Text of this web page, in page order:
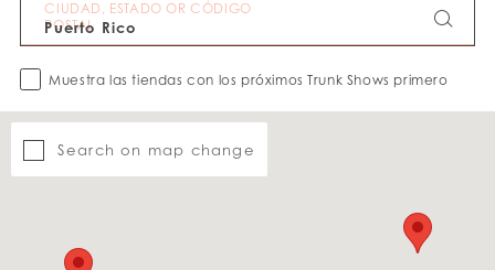
CIUDAD, ESTADO OR CÓDIGO
POSTAL
Muestra las tiendas con los próximos Trunk Shows primero
Search on map change